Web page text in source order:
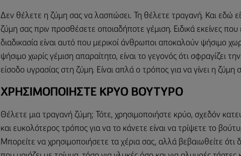
Δεν θέλετε η ζύμη σας να λασπώσει. Τη θέλετε τραγανή. Και εδώ
ζύμη σας πριν προσθέσετε οποιαδήποτε γέμιση. Ειδικά εκείνες που
διαδικασία είναι αυτό που μερικοί άνθρωποι αποκαλούν ψήσιμο
ψήσιμο χωρίς γέμιση απαραίτητο, είναι το γεγονός ότι σφραγίζει
είσοδο υγρασίας στη ζύμη. Είναι απλά ο τρόπος για να γίνει η ζύμη
ΧΡΗΣΙΜΟΠΟΙΗΣΤΕ ΚΡΥΟ ΒΟΥΤΥΡΟ
Θέλετε μια τραγανή ζύμη; Τότε, χρησιμοποιήστε κρύο, σχεδόν
και ευκολότερος τρόπος για να το κάνετε είναι να τρίψετε το
Μπορείτε να χρησιμοποιήσετε τα χέρια σας, αλλά βεβαιωθείτε ότι